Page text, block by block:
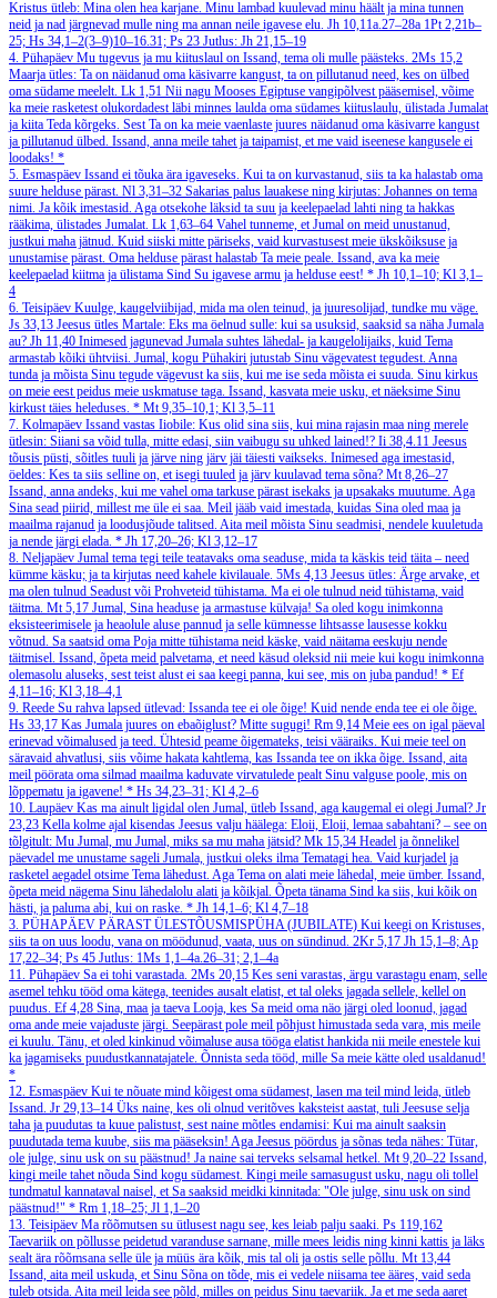
Kristus ütleb: Mina olen hea karjane. Minu lambad kuulevad minu häält ja mina tunnen
neid ja nad järgnevad mulle ning ma annan neile igavese elu. Jh 10,11a.27–28a 1Pt 2,21b–
25; Hs 34,1–2(3–9)10–16.31; Ps 23 Jutlus: Jh 21,15–19
4. Pühapäev Mu tugevus ja mu kiituslaul on Issand, tema oli mulle päästeks. 2Ms 15,2
Maarja ütles: Ta on näidanud oma käsivarre kangust, ta on pillutanud need, kes on ülbed
oma südame meelelt. Lk 1,51 Nii nagu Mooses Egiptuse vangipõlvest pääsemisel, võime
ka meie rasketest olukordadest läbi minnes laulda oma südames kiituslaulu, ülistada Jumalat
ja kiita Teda kõrgeks. Sest Ta on ka meie vaenlaste juures näidanud oma käsivarre kangust
ja pillutanud ülbed. Issand, anna meile tahet ja taipamist, et me vaid iseenese kangusele ei
loodaks! *
5. Esmaspäev Issand ei tõuka ära igaveseks. Kui ta on kurvastanud, siis ta ka halastab oma
suure helduse pärast. Nl 3,31–32 Sakarias palus lauakese ning kirjutas: Johannes on tema
nimi. Ja kõik imestasid. Aga otsekohe läksid ta suu ja keelepaelad lahti ning ta hakkas
rääkima, ülistades Jumalat. Lk 1,63–64 Vahel tunneme, et Jumal on meid unustanud,
justkui maha jätnud. Kuid siiski mitte päriseks, vaid kurvastusest meie ükskõiksuse ja
unustamise pärast. Oma helduse pärast halastab Ta meie peale. Issand, ava ka meie
keelepaelad kiitma ja ülistama Sind Su igavese armu ja helduse eest! * Jh 10,1–10; Kl 3,1–
4
6. Teisipäev Kuulge, kaugelviibijad, mida ma olen teinud, ja juuresolijad, tundke mu väge.
Js 33,13 Jeesus ütles Martale: Eks ma öelnud sulle: kui sa usuksid, saaksid sa näha Jumala
au? Jh 11,40 Inimesed jagunevad Jumala suhtes lähedal- ja kaugelolijaiks, kuid Tema
armastab kõiki ühtviisi. Jumal, kogu Pühakiri jutustab Sinu vägevatest tegudest. Anna
tunda ja mõista Sinu tegude vägevust ka siis, kui me ise seda mõista ei suuda. Sinu kirkus
on meie eest peidus meie uskmatuse taga. Issand, kasvata meie usku, et näeksime Sinu
kirkust täies heleduses. * Mt 9,35–10,1; Kl 3,5–11
7. Kolmapäev Issand vastas Iiobile: Kus olid sina siis, kui mina rajasin maa ning merele
ütlesin: Siiani sa võid tulla, mitte edasi, siin vaibugu su uhked lained!? Ii 38,4.11 Jeesus
tõusis püsti, sõitles tuuli ja järve ning järv jäi täiesti vaikseks. Inimesed aga imestasid,
öeldes: Kes ta siis selline on, et isegi tuuled ja järv kuulavad tema sõna? Mt 8,26–27
Issand, anna andeks, kui me vahel oma tarkuse pärast isekaks ja upsakaks muutume. Aga
Sina sead piirid, millest me üle ei saa. Meil jääb vaid imestada, kuidas Sina oled maa ja
maailma rajanud ja loodusjõude talitsed. Aita meil mõista Sinu seadmisi, nendele kuuletuda
ja nende järgi elada. * Jh 17,20–26; Kl 3,12–17
8. Neljapäev Jumal tema tegi teile teatavaks oma seaduse, mida ta käskis teid täita – need
kümme käsku; ja ta kirjutas need kahele kivilauale. 5Ms 4,13 Jeesus ütles: Ärge arvake, et
ma olen tulnud Seadust või Prohveteid tühistama. Ma ei ole tulnud neid tühistama, vaid
täitma. Mt 5,17 Jumal, Sina headuse ja armastuse külvaja! Sa oled kogu inimkonna
eksisteerimisele ja heaolule aluse pannud ja selle kümnesse lihtsasse lausesse kokku
võtnud. Sa saatsid oma Poja mitte tühistama neid käske, vaid näitama eeskuju nende
täitmisel. Issand, õpeta meid palvetama, et need käsud oleksid nii meie kui kogu inimkonna
olemasolu aluseks, sest teist alust ei saa keegi panna, kui see, mis on juba pandud! * Ef
4,11–16; Kl 3,18–4,1
9. Reede Su rahva lapsed ütlevad: Issanda tee ei ole õige! Kuid nende enda tee ei ole õige.
Hs 33,17 Kas Jumala juures on ebaõiglust? Mitte sugugi! Rm 9,14 Meie ees on igal päeval
erinevad võimalused ja teed. Ühtesid peame õigemateks, teisi vääraiks. Kui meie teel on
säravaid ahvatlusi, siis võime hakata kahtlema, kas Issanda tee on ikka õige. Issand, aita
meil pöörata oma silmad maailma kaduvate virvatulede pealt Sinu valguse poole, mis on
lõppematu ja igavene! * Hs 34,23–31; Kl 4,2–6
10. Laupäev Kas ma ainult ligidal olen Jumal, ütleb Issand, aga kaugemal ei olegi Jumal? Jr
23,23 Kella kolme ajal kisendas Jeesus valju häälega: Eloii, Eloii, lemaa sabahtani? – see on
tõlgitult: Mu Jumal, mu Jumal, miks sa mu maha jätsid? Mk 15,34 Headel ja õnnelikel
päevadel me unustame sageli Jumala, justkui oleks ilma Tematagi hea. Vaid kurjadel ja
rasketel aegadel otsime Tema lähedust. Aga Tema on alati meie lähedal, meie ümber. Issand,
õpeta meid nägema Sinu lähedalolu alati ja kõikjal. Õpeta tänama Sind ka siis, kui kõik on
hästi, ja paluma abi, kui on raske. * Jh 14,1–6; Kl 4,7–18
3. PÜHAPÄEV PÄRAST ÜLESTÕUSMISPÜHA (JUBILATE) Kui keegi on Kristuses,
siis ta on uus loodu, vana on möödunud, vaata, uus on sündinud. 2Kr 5,17 Jh 15,1–8; Ap
17,22–34; Ps 45 Jutlus: 1Ms 1,1–4a.26–31; 2,1–4a
11. Pühapäev Sa ei tohi varastada. 2Ms 20,15 Kes seni varastas, ärgu varastagu enam, selle
asemel tehku tööd oma kätega, teenides ausalt elatist, et tal oleks jagada sellele, kellel on
puudus. Ef 4,28 Sina, maa ja taeva Looja, kes Sa meid oma näo järgi oled loonud, jagad
oma ande meie vajaduste järgi. Seepärast pole meil põhjust himustada seda vara, mis meile
ei kuulu. Tänu, et oled kinkinud võimaluse ausa tööga elatist hankida nii meile enestele kui
ka jagamiseks puudustkannatajatele. Õnnista seda tööd, mille Sa meie kätte oled usaldanud!
*
12. Esmaspäev Kui te nõuate mind kõigest oma südamest, lasen ma teil mind leida, ütleb
Issand. Jr 29,13–14 Üks naine, kes oli olnud veritõves kaksteist aastat, tuli Jeesuse selja
taha ja puudutas ta kuue palistust, sest naine mõtles endamisi: Kui ma ainult saaksin
puudutada tema kuube, siis ma pääseksin! Aga Jeesus pöördus ja sõnas teda nähes: Tütar,
ole julge, sinu usk on su päästnud! Ja naine sai terveks selsamal hetkel. Mt 9,20–22 Issand,
kingi meile tahet nõuda Sind kogu südamest. Kingi meile samasugust usku, nagu oli tollel
tundmatul kannataval naisel, et Sa saaksid meidki kinnitada: "Ole julge, sinu usk on sind
päästnud!" * Rm 1,18–25; Jl 1,1–20
13. Teisipäev Ma rõõmutsen su ütlusest nagu see, kes leiab palju saaki. Ps 119,162
Taevariik on põllusse peidetud varanduse sarnane, mille mees leidis ning kinni kattis ja läks
sealt ära rõõmsana selle üle ja müüs ära kõik, mis tal oli ja ostis selle põllu. Mt 13,44
Issand, aita meil uskuda, et Sinu Sõna on tõde, mis ei vedele niisama tee ääres, vaid seda
tuleb otsida. Aita meil leida see põld, milles on peidus Sinu taevariik. Ja et me seda aaret